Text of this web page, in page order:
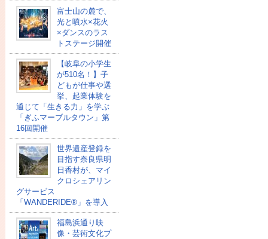
富士山の麓で、
光と噴水×花火
×ダンスのラス
トステージ開催
【岐阜の小学生
が510名！】子
どもが仕事や選
挙、起業体験を
通じて「生きる力」を学ぶ
「ぎふマーブルタウン」第
16回開催
世界遺産登録を
目指す奈良県明
日香村が、マイ
クロシェアリン
グサービス
「WANDERIDE®」を導入
福島浜通り映
像・芸術文化プ